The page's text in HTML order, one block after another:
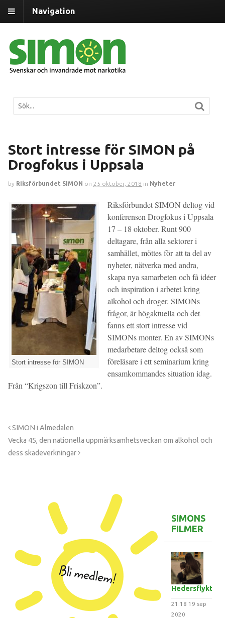
Navigation
Stort intresse för SIMON på
Drogfokus i Uppsala
by Riksförbundet SIMON on 25 oktober, 2018 in Nyheter
Stort intresse för SIMON
Riksförbundet SIMON deltog vid
konferensen Drogfokus i Uppsala
17 – 18 oktober. Runt 900
deltagare, från alla sektorer i
samhället, möttes för att ta del av
nyheter, nätverka med andra,
skapa nya samarbeten och få idéer
och inspiration i arbetet kring
alkohol och droger. SIMONs
frågor, är högaktuella och det
fanns ett stort intresse vid
SIMONs monter. En av SIMONs
medarbetare deltog också som
föreläsare i ett seminarium kring
ensamkommandes situation idag.
Från “Krigszon till Friskzon”.
SIMON i Almedalen
Vecka 45, den nationella uppmärksamhetsveckan om alkohol och
dess skadeverkningar
SIMONS
FILMER
Hedersflykten
21:18 19 sep
2020